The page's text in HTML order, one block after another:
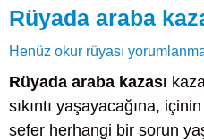
Rüyada araba
Henüz okur rüyası
Rüyada araba kazası
sıkıntı yaşayacağına,
sefer herhangi bir sorun